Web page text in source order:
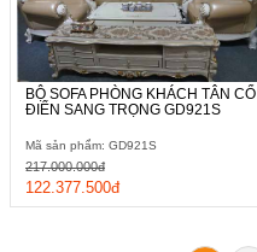
BỘ SOFA PHÒNG KHÁCH TÂN CỔ
ĐIỂN SANG TRỌNG GD921S
Mã sản phẩm: GD921S
122.377.500đ
217.000.000đ